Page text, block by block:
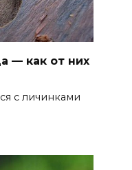
— как от них
с личинками